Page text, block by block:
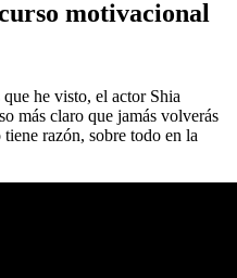
motivacional
he visto, el actor Shia
más claro que jamás volverás
razón, sobre todo en la